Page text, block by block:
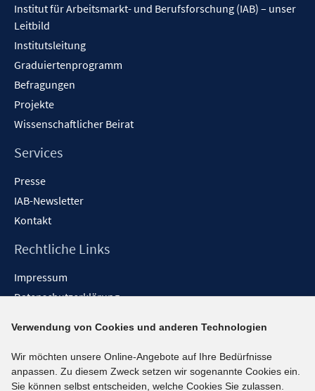
Institut für Arbeitsmarkt- und Berufsforschung (IAB) – unser
Leitbild
Institutsleitung
Graduiertenprogramm
Befragungen
Projekte
Wissenschaftlicher Beirat
Services
Presse
IAB-Newsletter
Kontakt
Rechtliche Links
Impressum
Datenschutzerklärung
Barrieren melden
Social-Media-Kanäle
Verwendung von Cookies und anderen Technologien
Wir möchten unsere Online-Angebote auf Ihre Bedürfnisse
anpassen. Zu diesem Zweck setzen wir sogenannte Cookies ein.
Sie können selbst entscheiden, welche Cookies Sie zulassen.